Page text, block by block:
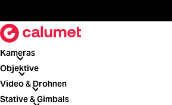
Kameras
Kameras
Objektive
Objektive
Video & Drohnen
Video & Drohnen
Stative & Gimbals